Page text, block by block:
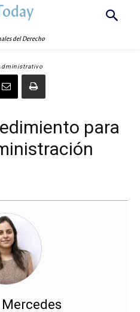
del Derecho
para
Mercedes